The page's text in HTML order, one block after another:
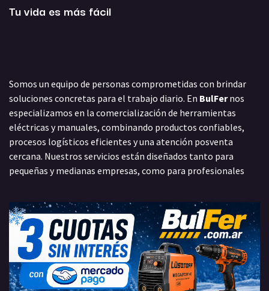
Tu vida es más fácil
Somos un equipo de personas comprometidas con brindar
soluciones concretas para el trabajo diario. En BulFernos
especializamos en la comercialización de herramientas
eléctricas y manuales, combinando productos confiables,
procesos logísticos eficientes y una atención posventa
cercana. Nuestros servicios están diseñados tanto para
pequeñas y medianas empresas, como para profesionales